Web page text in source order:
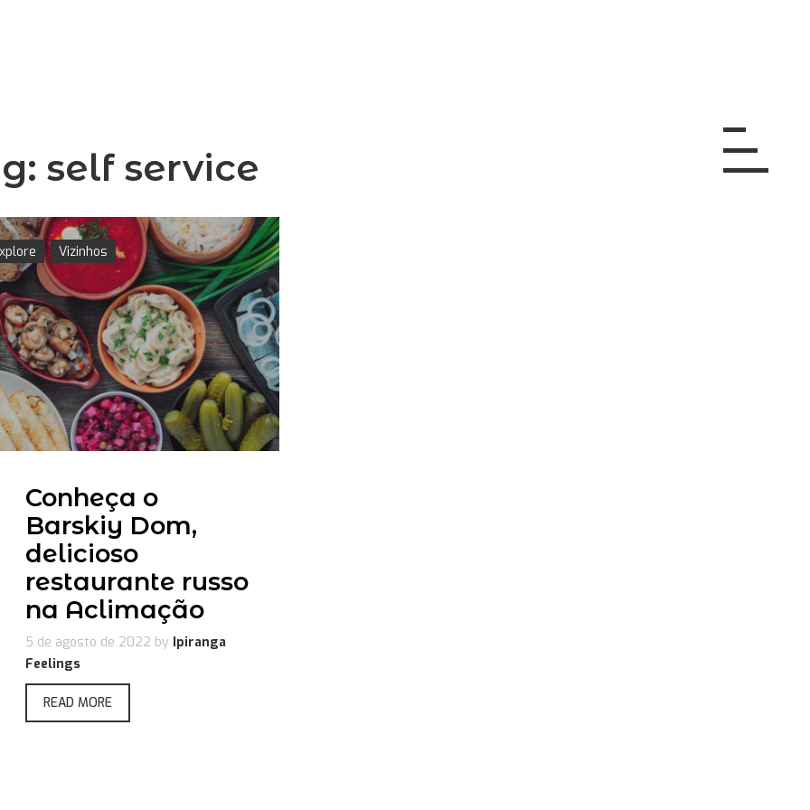
self service
Vizinhos
Conheça o
Barskiy Dom,
delicioso
restaurante russo
na Aclimação
5 de agosto de 2022 by Ipiranga
Feelings
READ MORE